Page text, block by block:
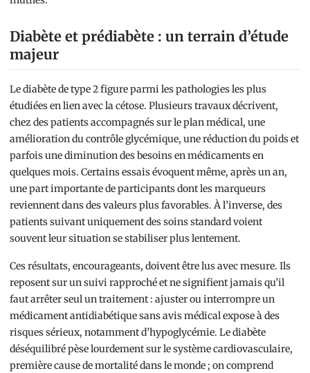
Diabète et prédiabète : un terrain d’étude
majeur
Le diabète de type 2 figure parmi les pathologies les plus
étudiées en lien avec la cétose. Plusieurs travaux décrivent,
chez des patients accompagnés sur le plan médical, une
amélioration du contrôle glycémique, une réduction du poids et
parfois une diminution des besoins en médicaments en
quelques mois. Certains essais évoquent même, après un an,
une part importante de participants dont les marqueurs
reviennent dans des valeurs plus favorables. À l’inverse, des
patients suivant uniquement des soins standard voient
souvent leur situation se stabiliser plus lentement.
Ces résultats, encourageants, doivent être lus avec mesure. Ils
reposent sur un suivi rapproché et ne signifient jamais qu’il
faut arrêter seul un traitement : ajuster ou interrompre un
médicament antidiabétique sans avis médical expose à des
risques sérieux, notamment d’hypoglycémie. Le diabète
déséquilibré pèse lourdement sur le système cardiovasculaire,
première cause de mortalité dans le monde ; on comprend